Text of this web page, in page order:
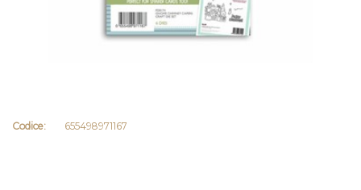
Codice: 655498971167